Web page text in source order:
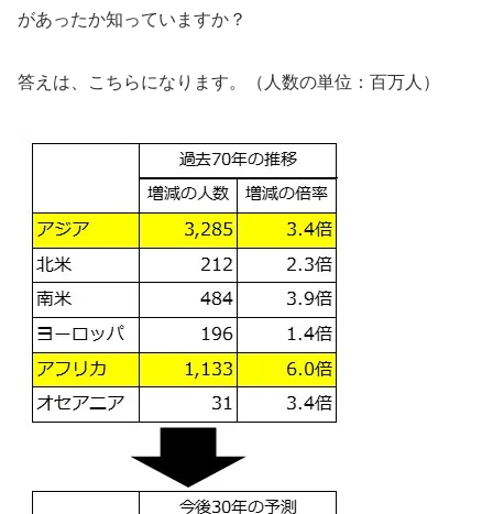
があったか知っていますか？
答えは、こちらになります。（人数の単位：百万人）